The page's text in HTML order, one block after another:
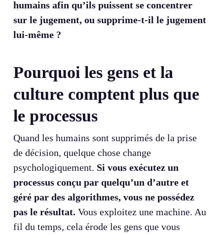
humains afin qu’ils puissent se concentrer
sur le jugement, ou supprime-t-il le jugement
lui-même ?
Pourquoi les gens et la
culture comptent plus que
le processus
Quand les humains sont supprimés de la prise
de décision, quelque chose change
psychologiquement. Si vous exécutez un
processus conçu par quelqu’un d’autre et
géré par des algorithmes, vous ne possédez
pas le résultat. Vous exploitez une machine. Au
fil du temps, cela érode les gens que vous